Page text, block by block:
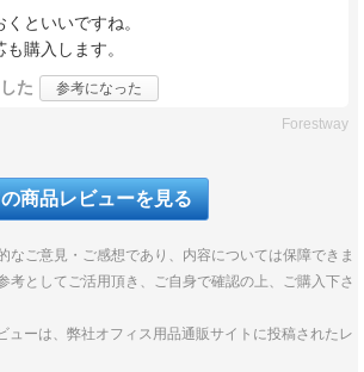
といいですね。
購入します。
た 参考になった
Forestway
商品レビューを見る
なご意見・ご感想であり、内容については保障できま
考としてご活用頂き、ご自身で確認の上、ご購入下さ
ューは、弊社オフィス用品通販サイトに投稿されたレ